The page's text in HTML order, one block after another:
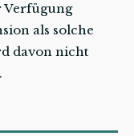
Verfügung
als solche
davon nicht